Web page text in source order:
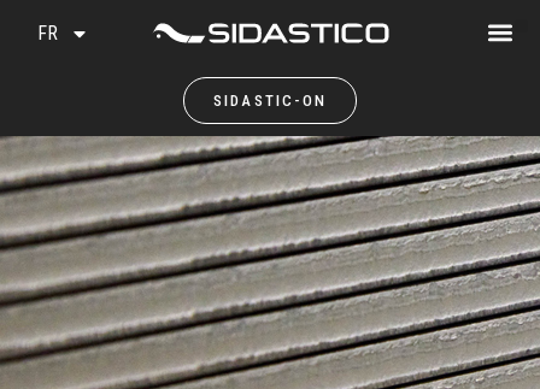
SIDASTIC-ON
FR